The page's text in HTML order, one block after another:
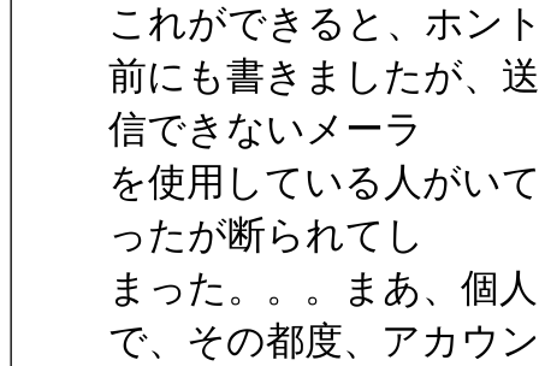
これができると、ホン
前にも書きましたが、
信できないメーラ
を使用している人がい
ったが断られてし
まった。。。まあ、個
で、その都度、アカウ